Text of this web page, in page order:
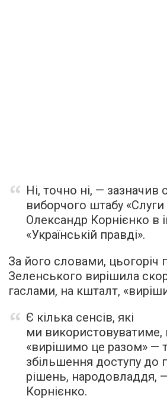
Ні, точно ні, — зазначив
виборчого штабу «Слуги
Олександр Корнієнко в
«Українській правді».
За його словами, цьогоріч
Зеленського вирішила
гаслами, на кшталт,
Є кілька сенсів, які
ми використовуватиме,
«вирішимо це разом» —
збільшення доступу до
рішень, народовладдя,
Корнієнко.